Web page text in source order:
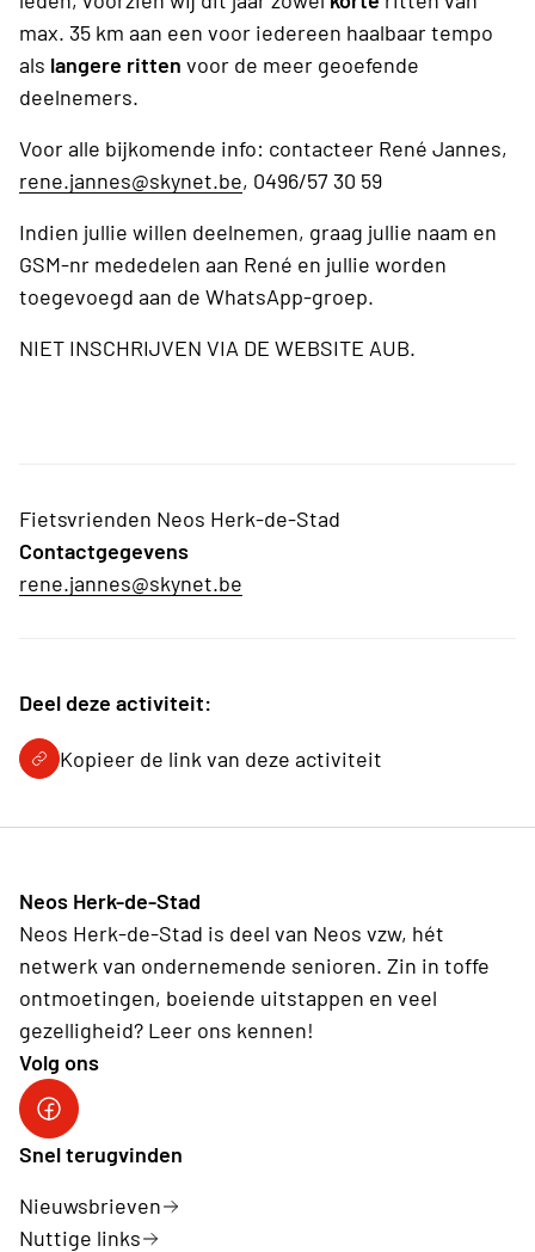
max. 35 km aan een voor iedereen haalbaar tempo
als langere ritten voor de meer geoefende
deelnemers.
Voor alle bijkomende info: contacteer René Jannes,
rene.jannes@skynet.be, 0496/57 30 59
Indien jullie willen deelnemen, graag jullie naam en
GSM-nr mededelen aan René en jullie worden
toegevoegd aan de WhatsApp-groep.
NIET INSCHRIJVEN VIA DE WEBSITE AUB.
Fietsvrienden Neos Herk-de-Stad
Contactgegevens
rene.jannes@skynet.be
Deel deze activiteit:
Kopieer de link van deze activiteit
Neos Herk-de-Stad
Neos Herk-de-Stad is deel van Neos vzw, hét
netwerk van ondernemende senioren. Zin in toffe
ontmoetingen, boeiende uitstappen en veel
gezelligheid? Leer ons kennen!
Volg ons
Facebook Herk-de-Stad
Snel terugvinden
Nieuwsbrieven
Nuttige links